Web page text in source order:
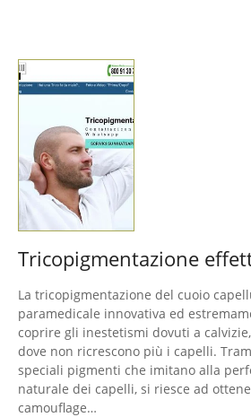
Tricopigmentazione
La tricopigmentazione del cuoio
paramedicale innovativa ed
coprire gli inestetismi dovuti a
dove non ricrescono più i capelli.
speciali pigmenti che imitano alla
naturale dei capelli, si riesce ad
camouflage…